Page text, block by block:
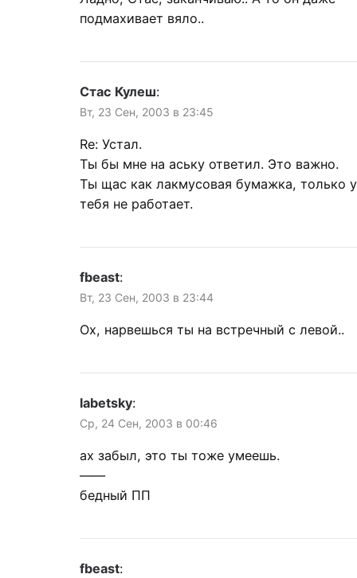
подмахивает вяло..
Стас Кулеш:
Вт, 23 Сен, 2003 в 23:45
Re: Устал.
Ты бы мне на аську ответил. Это важно.
Ты щас как лакмусовая бумажка, только у
тебя не работает.
fbeast:
Вт, 23 Сен, 2003 в 23:44
Ох, нарвешься ты на встречный с левой..
labetsky:
Ср, 24 Сен, 2003 в 00:46
ах забыл, это ты тоже умеешь.
——
бедный ПП
fbeast: